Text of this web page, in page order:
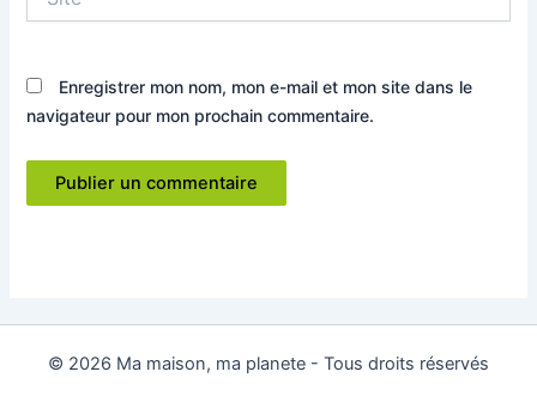
Enregistrer mon nom, mon e-mail et mon site dans le
navigateur pour mon prochain commentaire.
© 2026 Ma maison, ma planete - Tous droits réservés